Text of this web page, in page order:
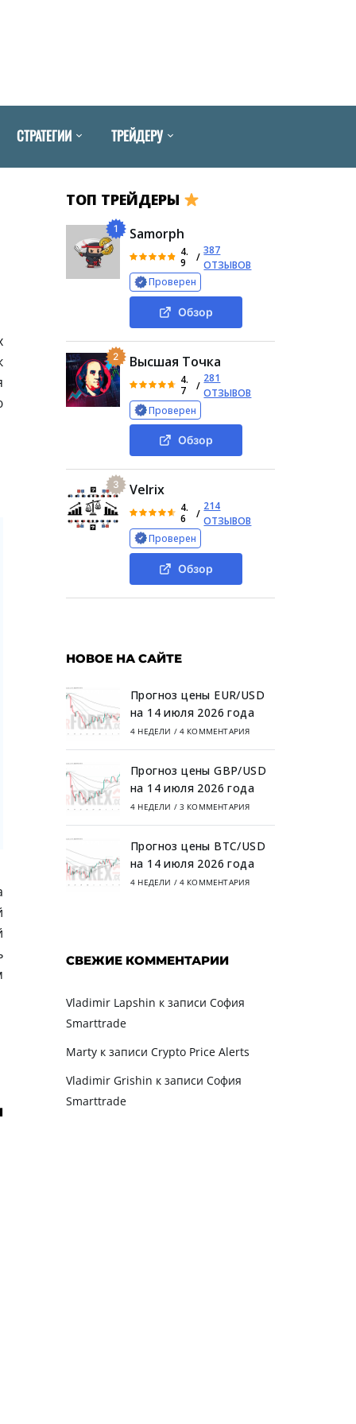
СТРАТЕГИИ ТРЕЙДЕРУ
ТОП ТРЕЙДЕРЫ
1 Samorph
4.
9
/
387
ОТЗЫВОВ
Проверен
Обзор
2 Высшая Точка
4.
7
/
281
ОТЗЫВОВ
Проверен
Обзор
3 Velrix
4.
6
/
214
ОТЗЫВОВ
Проверен
Обзор
НОВОЕ НА САЙТЕ
Прогноз цены EUR/USD
на 14 июля 2026 года
4 НЕДЕЛИ / 4 КОММЕНТАРИЯ
Прогноз цены GBP/USD
на 14 июля 2026 года
4 НЕДЕЛИ / 3 КОММЕНТАРИЯ
Прогноз цены BTC/USD
на 14 июля 2026 года
4 НЕДЕЛИ / 4 КОММЕНТАРИЯ
СВЕЖИЕ КОММЕНТАРИИ
Vladimir Lapshin к записи София
Smarttrade
Martyк записи Crypto Price Alerts
Vladimir Grishin к записи София
Smarttrade